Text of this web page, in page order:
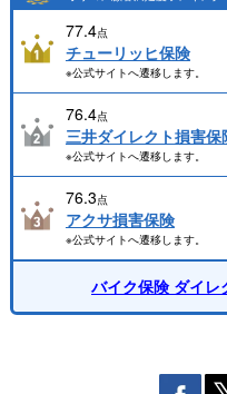
77.4点
チューリッヒ保険
※公式サイトへ遷移します。
76.4点
三井ダイレクト損害保
※公式サイトへ遷移します。
76.3点
アクサ損害保険
※公式サイトへ遷移します。
バイク保険 ダイレ